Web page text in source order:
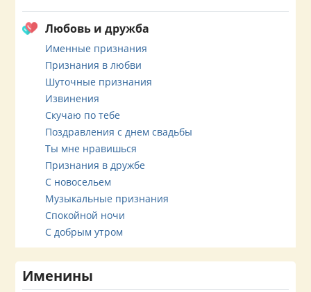
Любовь и дружба
Именные признания
Признания в любви
Шуточные признания
Извинения
Скучаю по тебе
Поздравления с днем свадьбы
Ты мне нравишься
Признания в дружбе
С новосельем
Музыкальные признания
Спокойной ночи
С добрым утром
Именины